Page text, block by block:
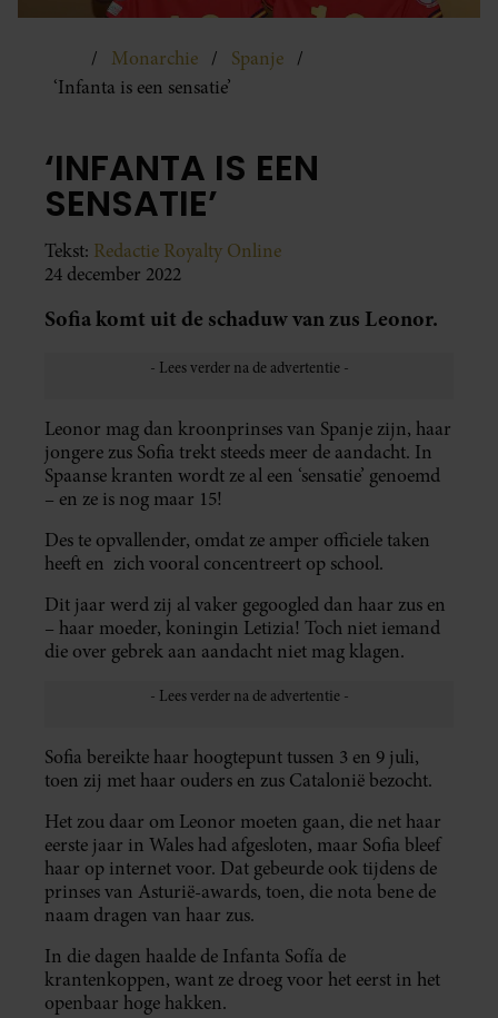
Monarchie
Spanje
‘Infanta is een sensatie’
‘INFANTA IS EEN
SENSATIE’
Tekst: Redactie Royalty Online
24 december 2022
Sofia komt uit de schaduw van zus Leonor.
Leonor mag dan kroonprinses van Spanje zijn, haar
jongere zus Sofia trekt steeds meer de aandacht. In
Spaanse kranten wordt ze al een ‘sensatie’ genoemd
– en ze is nog maar 15!
Des te opvallender, omdat ze amper officiele taken
heeft en zich vooral concentreert op school.
Dit jaar werd zij al vaker gegoogled dan haar zus en
– haar moeder, koningin Letizia! Toch niet iemand
die over gebrek aan aandacht niet mag klagen.
Sofia bereikte haar hoogtepunt tussen 3 en 9 juli,
toen zij met haar ouders en zus Catalonië bezocht.
Het zou daar om Leonor moeten gaan, die net haar
eerste jaar in Wales had afgesloten, maar Sofia bleef
haar op internet voor. Dat gebeurde ook tijdens de
prinses van Asturië-awards, toen, die nota bene de
naam dragen van haar zus.
In die dagen haalde de Infanta Sofía de
krantenkoppen, want ze droeg voor het eerst in het
openbaar hoge hakken.